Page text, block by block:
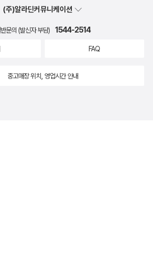
(주)알라딘커뮤니케이션
문의 (발신자 부담) 1544-2514
FAQ
중고매장 위치, 영업시간 안내